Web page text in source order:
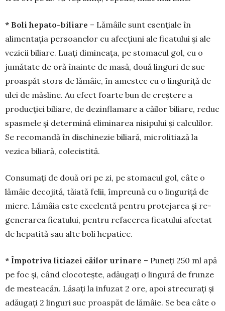
* Boli hepato-biliare – Lămâile sunt esen­țiale în
alimentația persoanelor cu afecțiuni ale fi­ca­tului și ale
vezicii biliare. Luați dimineața, pe sto­macul gol, cu o
jumătate de oră înainte de masă, două linguri de suc
proaspăt stors de lămâie, în amestec cu o linguriță de
ulei de măsline. Au efect foarte bun de creștere a
producției biliare, de dezin­flamare a căilor biliare, reduc
spasmele și determi­nă eliminarea nisipului și calculilor.
Se recomandă în dischinezie biliară, microlitiază la
vezica biliară, colecistită.
Consumați de două ori pe zi, pe stomacul gol, câte o
lămâie decojită, tăiată felii, împreună cu o linguriță de
miere. Lămâia este excelentă pentru protejarea și re­
generarea ficatului, pentru refacerea ficatului afec­tat
de hepatită sau alte boli hepatice.
* Împotriva litiazei căilor urinare – Puneți 250 ml apă
pe foc și, când clocotește, adăugați o lingură de frunze
de mesteacăn. Lăsați la infuzat 2 ore, apoi strecurați și
adăugați 2 linguri suc proas­păt de lămâie. Se bea câte o